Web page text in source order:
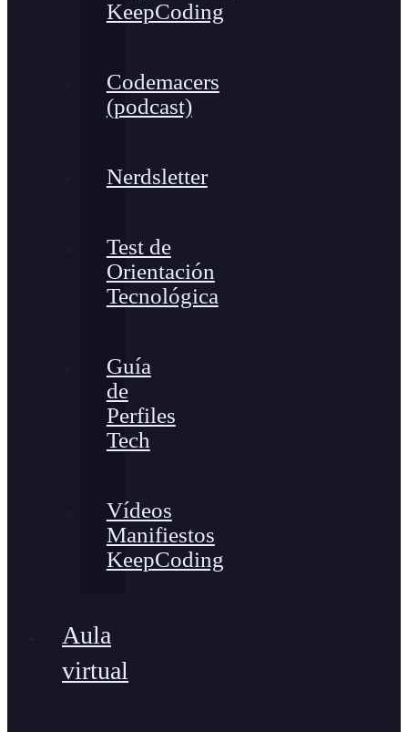
KeepCoding
Codemacers
(podcast)
Nerdsletter
Test de
Orientación
Tecnológica
Guía
de
Perfiles
Tech
Vídeos
Manifiestos
KeepCoding
Aula
virtual